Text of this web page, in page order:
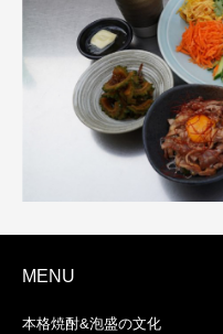
MENU
本格焼酎&泡盛の文化